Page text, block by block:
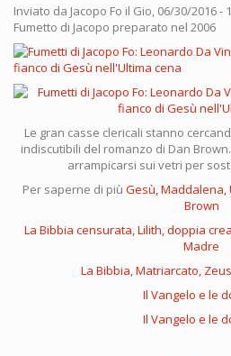
Inviato da Jacopo Fo il Gio, 06/30/2016 -
Fumetto di Jacopo preparato nel 2006
Le gran casse clericali stanno
indiscutibili del romanzo di Dan
arrampicarsi sui vetri per
Per saperne di più Gesù, Maddalena,
Brown
La Bibbia censurata, Lilith, doppia
Madre
La Bibbia, Matriarcato,
Il Vangelo e le
Il Vangelo e le